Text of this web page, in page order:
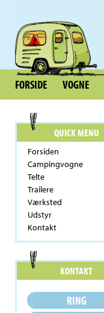
FORSIDE VOGNE
QUICK MENU
Forsiden
Campingvogne
Telte
Trailere
Værksted
Udstyr
Kontakt